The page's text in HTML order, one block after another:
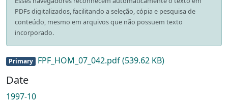
PDFs digitalizados, facilitando a seleção, cópia e pesquisa de
conteúdo, mesmo em arquivos que não possuem texto
incorporado.
Primary FPF_HOM_07_042.pdf(539.62 KB)
Date
1997-10